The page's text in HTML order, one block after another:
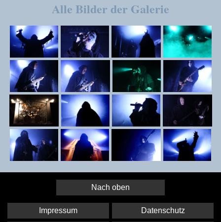
Alle Bilder der Galerie
Nach oben
Impressum Datenschutz